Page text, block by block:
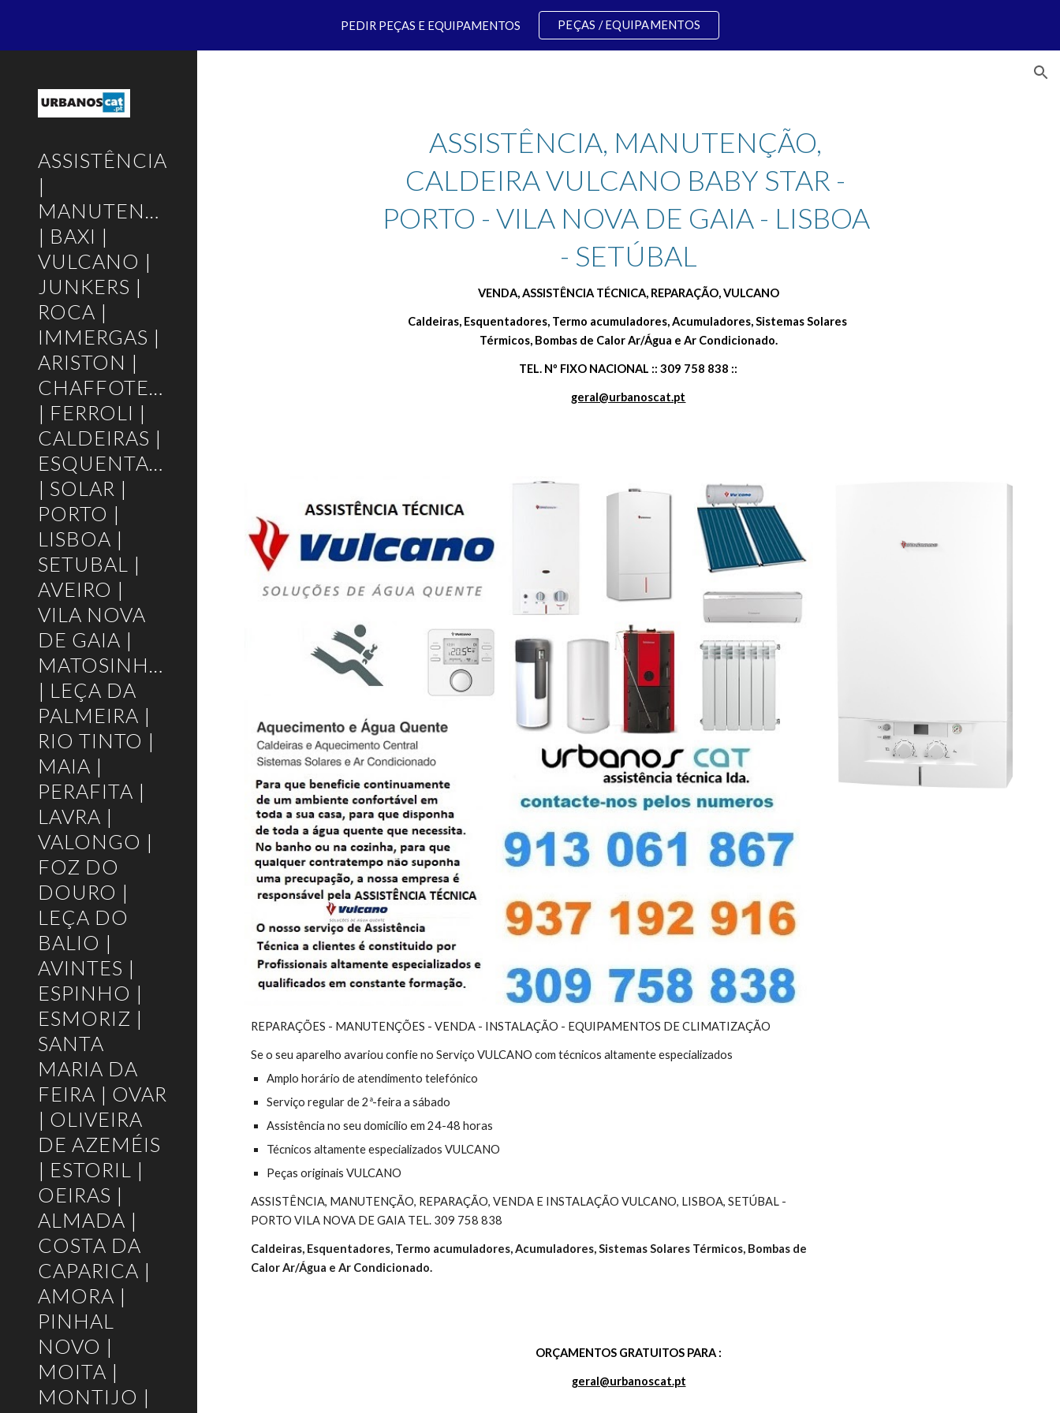
Skip to main content Skip to navigation
PEDIR PEÇAS E EQUIPAMENTOS PEÇAS / EQUIPAMENTOS
ASSISTÊNCIA
|
MANUTENÇÃO
| BAXI |
VULCANO |
JUNKERS |
ROCA |
IMMERGAS |
ARISTON |
CHAFFOTEAUX
| FERROLI |
CALDEIRAS |
ESQUENTADORES
| SOLAR |
PORTO |
LISBOA |
SETUBAL |
AVEIRO |
VILA NOVA
DE GAIA |
MATOSINHOS
| LEÇA DA
PALMEIRA |
RIO TINTO |
MAIA |
PERAFITA |
LAVRA |
VALONGO |
FOZ DO
DOURO |
LEÇA DO
BALIO |
AVINTES |
ESPINHO |
ESMORIZ |
SANTA
MARIA DA
FEIRA | OVAR
| OLIVEIRA
DE AZEMÉIS
| ESTORIL |
OEIRAS |
ALMADA |
COSTA DA
CAPARICA |
AMORA |
PINHAL
NOVO |
MOITA |
MONTIJO |
ASSISTÊNCIA, MANUTENÇÃO,
CALDEIRA VULCANO BABY STAR -
PORTO - VILA NOVA DE GAIA - LISBOA
- SETÚBAL
VENDA, ASSISTÊNCIA TÉCNICA, REPARAÇÃO, VULCANO
Caldeiras, Esquentadores, Termo acumuladores, Acumuladores, Sistemas Solares
Térmicos, Bombas de Calor Ar/Água e Ar Condicionado.
TEL. Nº FIXO NACIONAL :: 309 758 838 ::
geral@urbanoscat.pt
REPARAÇÕES - MANUTENÇÕES - VENDA - INSTALAÇÃO - EQUIPAMENTOS DE CLIMATIZAÇÃO
Se o seu aparelho avariou confie no Serviço VULCANO com técnicos altamente especializados
Amplo horário de atendimento telefónico
Serviço regular de 2ª-feira a sábado
Assistência no seu domicílio em 24-48 horas
Técnicos altamente especializados VULCANO
Peças originais VULCANO
ASSISTÊNCIA, MANUTENÇÃO, REPARAÇÃO, VENDA E INSTALAÇÃO VULCANO, LISBOA, SETÚBAL -
PORTO VILA NOVA DE GAIA TEL. 309 758 838
Caldeiras, Esquentadores, Termo acumuladores, Acumuladores, Sistemas Solares Térmicos, Bombas de
Calor Ar/Água e Ar Condicionado.
ORÇAMENTOS GRATUITOS PARA :
geral@urbanoscat.pt